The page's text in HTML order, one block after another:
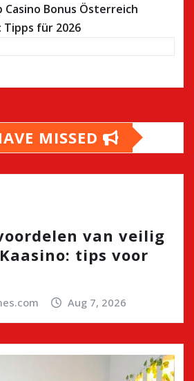
Casino Bonus Österreich
für 2026
MISSED
van veilig
tips voor
Aug 7, 2026